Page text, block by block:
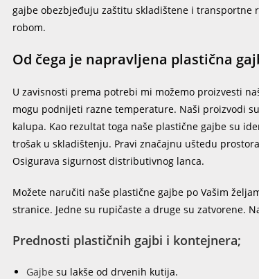
gajbe obezbjeđuju zaštitu skladištene i transportne
robom.
Od čega je napravljena plastična
U zavisnosti prema potrebi mi možemo proizvesti
mogu podnijeti razne temperature. Naši proizvodi
kalupa. Kao rezultat toga naše plastične gajbe su
trošak u skladištenju. Pravi značajnu uštedu
Osigurava sigurnost distributivnog lanca.
Možete naručiti naše plastične gajbe po Vašim
stranice. Jedne su rupičaste a druge su zatvorene.
Prednosti plastičnih gajbi i kontejnera;
Gajbe su lakše od drvenih kutija.